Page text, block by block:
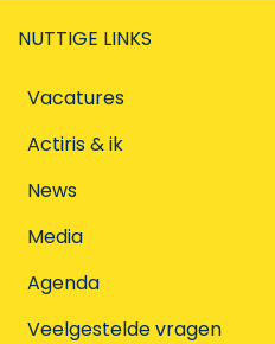
NUTTIGE LINKS
Vacatures
Actiris & ik
News
Media
Agenda
Veelgestelde vragen